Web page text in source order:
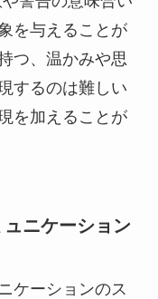
を与えることが
つ、温かみや思
するのは難しい
を加えることが
ニケーション
ケーションのス